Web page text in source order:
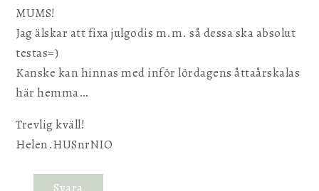
MUMS!
Jag älskar att fixa julgodis m.m. så dessa ska absolut
testas=)
Kanske kan hinnas med inför lördagens åttaårskalas
här hemma…
Trevlig kväll!
Helen.HUSnrNIO